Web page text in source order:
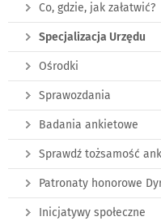
Co, gdzie, jak załatwić?
Specjalizacja Urzędu
Ośrodki
Sprawozdania
Badania ankietowe
Sprawdź tożsamość
Patronaty honorowe
Inicjatywy społeczne